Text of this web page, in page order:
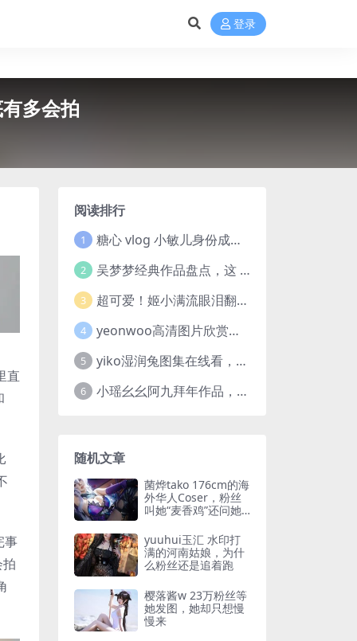
登录
多会拍
直
事
阅读排行
1 糖心 vlog 小敏儿身份成焦点，芋圆呀呀与御梦子谁更胜一筹
2 吴梦梦经典作品盘点，这 10 部剧和电影值得一看
3 超可爱！姬小满流眼泪翻白眼流口水的表情包欣赏
4 yeonwoo高清图片欣赏，你们也来感受下coser美女这颜值吧！
5 yiko湿润兔图集在线看，高清图片大全每一张都吸睛
6 小瑶幺幺阿九拜年作品，最爱的cos图集推荐
随机文章
菌烨tako 176cm的海
外华人Coser，粉丝
叫她“麦香鸡”还问她
yuuhui玉汇 水印打
满的河南姑娘，为什
么粉丝还是追着跑
樱落酱w 23万粉丝等
她发图，她却只想慢
慢来